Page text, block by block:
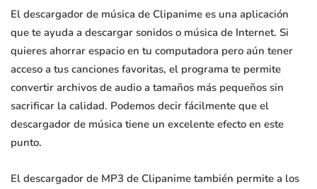
El descargador de música de Clipanime es una aplicación
que te ayuda a descargar sonidos o música de Internet. Si
quieres ahorrar espacio en tu computadora pero aún tener
acceso a tus canciones favoritas, el programa te permite
convertir archivos de audio a tamaños más pequeños sin
sacrificar la calidad. Podemos decir fácilmente que el
descargador de música tiene un excelente efecto en este
punto.
El descargador de MP3 de Clipanime también permite a los